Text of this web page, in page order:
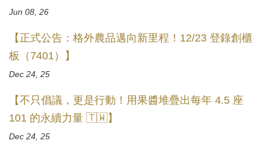
Jun 08, 26
【正式公告：格外農品邁向新里程！12/23 登錄創櫃
板（7401）】
Dec 24, 25
【不只倡議，更是行動！用果醬堆疊出每年 4.5 座
101 的永續力量 🇹🇼】
Dec 24, 25